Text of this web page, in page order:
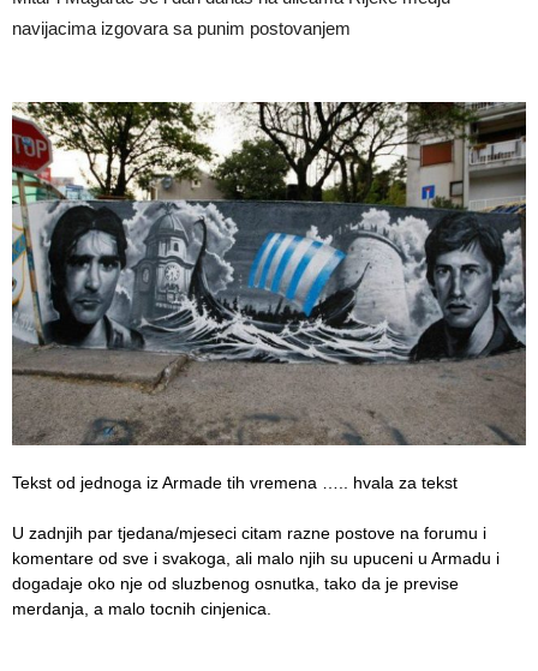
navijacima izgovara sa punim postovanjem
Tekst od jednoga iz Armade tih vremena ….. hvala za tekst
U zadnjih par tjedana/mjeseci citam razne postove na forumu i
komentare od sve i svakoga, ali malo njih su upuceni u Armadu i
dogadaje oko nje od sluzbenog osnutka, tako da je previse
merdanja, a malo tocnih cinjenica.